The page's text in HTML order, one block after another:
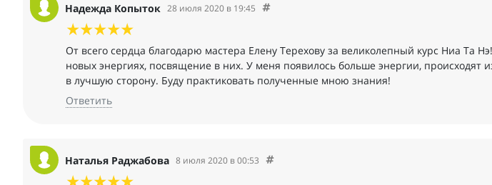
Надежда Копыток 28 июля 2020 в 19:45
От всего сердца благодарю мастера Елену Терехову за великолепный курс Ниа Та
новых энергиях, посвящение в них. У меня появилось больше энергии, происходят
в лучшую сторону. Буду практиковать полученные мною знания!
Ответить
Наталья Раджабова 8 июля 2020 в 00:53